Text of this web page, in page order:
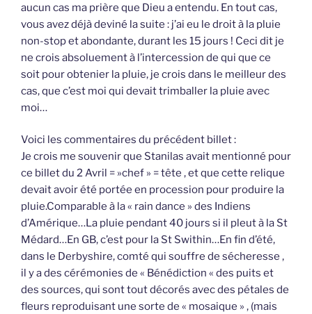
aucun cas ma prière que Dieu a entendu. En tout cas,
vous avez déjà deviné la suite : j’ai eu le droit à la pluie
non-stop et abondante, durant les 15 jours ! Ceci dit je
ne crois absoluement à l’intercession de qui que ce
soit pour obtenier la pluie, je crois dans le meilleur des
cas, que c’est moi qui devait trimballer la pluie avec
moi…
Voici les commentaires du précédent billet :
Je crois me souvenir que Stanilas avait mentionné pour
ce billet du 2 Avril = »chef » = tête , et que cette relique
devait avoir été portée en procession pour produire la
pluie.Comparable à la « rain dance » des Indiens
d’Amérique…La pluie pendant 40 jours si il pleut à la St
Médard…En GB, c’est pour la St Swithin…En fin d’été,
dans le Derbyshire, comté qui souffre de sécheresse ,
il y a des cérémonies de « Bénédiction « des puits et
des sources, qui sont tout décorés avec des pétales de
fleurs reproduisant une sorte de « mosaique » , (mais